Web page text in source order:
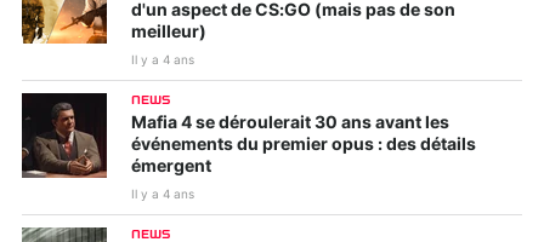
d'un aspect de CS:GO (mais pas de son
meilleur)
Il y a 4 ans
NEWS
Mafia 4 se déroulerait 30 ans avant les
événements du premier opus : des détails
émergent
Il y a 4 ans
NEWS